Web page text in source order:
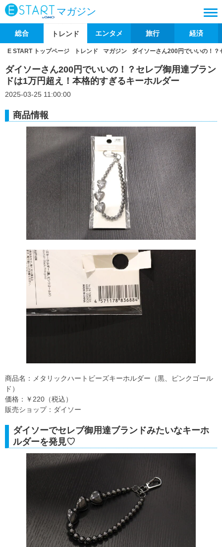
マガジン
総合 トレンド エンタメ 旅行 経済
E START トップページ トレンド マガジン ダイソーさん200円でいいの！
ダイソーさん200円でいいの！？セレブ御用達ブラン
ドは1万円超え！本格的すぎるキーホルダー
2025-03-25 11:00:00
商品情報
商品名：メタリックハートビーズキーホルダー（黒、ピンクゴール
ド）
価格：￥220（税込）
販売ショップ：ダイソー
ダイソーでセレブ御用達ブランドみたいなキーホ
ルダーを発見♡